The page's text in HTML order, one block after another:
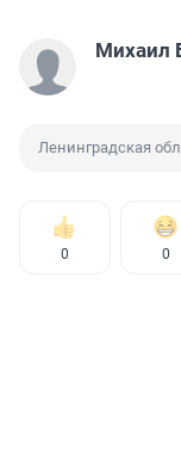
Михаил
Ленинградская
0 0